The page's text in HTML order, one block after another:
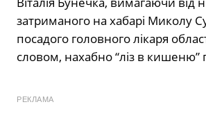
затриманого на хабарі Миколу
посадого головного лікаря
словом, нахабно “ліз в кишеню”
РЕКЛАМА